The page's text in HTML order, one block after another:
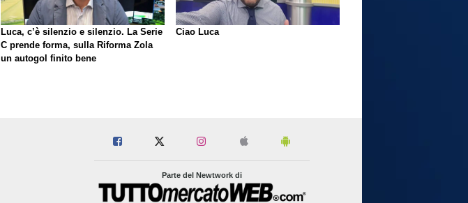
Luca, c’è silenzio e silenzio. La Serie
C prende forma, sulla Riforma Zola
un autogol finito bene
Ciao Luca
Parte del Newtwork di